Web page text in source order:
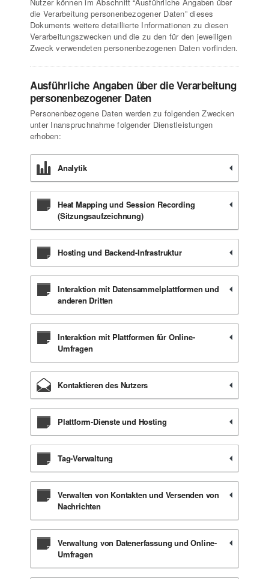
die Verarbeitung personenbezogener Daten” dieses
Dokuments weitere detaillierte Informationen zu diesen
Verarbeitungszwecken und die zu den für den jeweiligen
Zweck verwendeten personenbezogenen Daten vorfinden.
Ausführliche Angaben über die Verarbeitung
personenbezogener Daten
Personenbezogene Daten werden zu folgenden Zwecken
unter Inanspruchnahme folgender Dienstleistungen
erhoben:
Analytik
Heat Mapping und Session Recording
(Sitzungsaufzeichnung)
Hosting und Backend-Infrastruktur
Interaktion mit Datensammelplattformen und
anderen Dritten
Interaktion mit Plattformen für Online-
Umfragen
Kontaktieren des Nutzers
Plattform-Dienste und Hosting
Tag-Verwaltung
Verwalten von Kontakten und Versenden von
Nachrichten
Verwaltung von Datenerfassung und Online-
Umfragen